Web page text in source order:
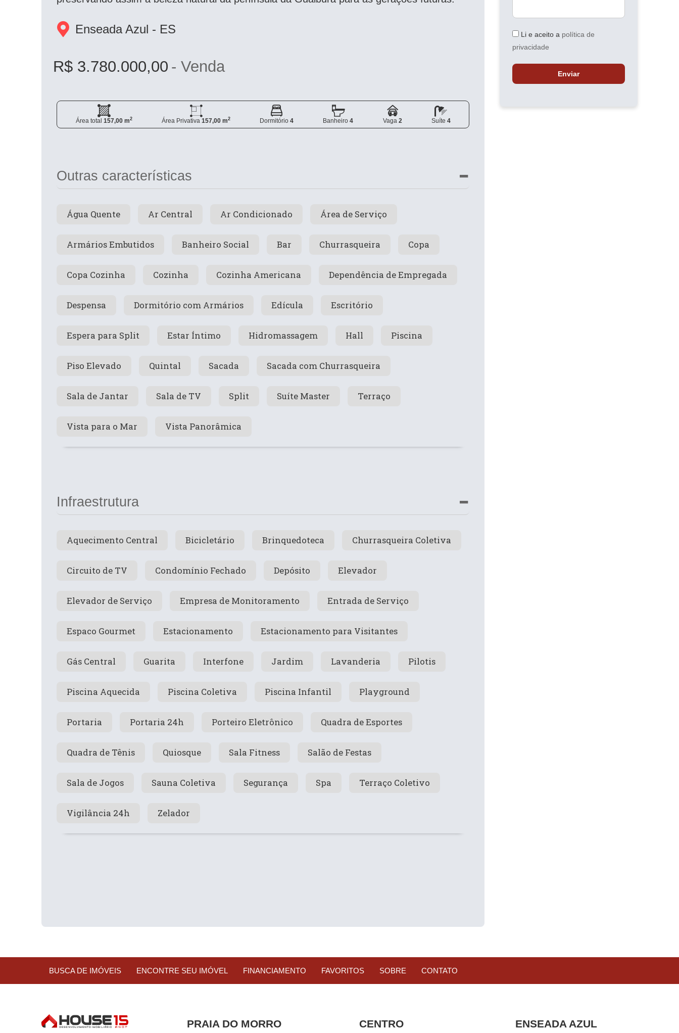
Enseada Azul - ES
R$ 3.780.000,00 - Venda
Área total 157,00 m2 Área Privativa 157,00 m2 Dormitório4 Banheiro4 Vaga 2 Suíte 4
Outras características
Água Quente Ar Central Ar Condicionado Área de Serviço
Armários Embutidos Banheiro Social Bar Churrasqueira Copa
Copa Cozinha Cozinha Cozinha Americana Dependência de Empregada
Despensa Dormitório com Armários Edícula Escritório
Espera para Split Estar Íntimo Hidromassagem Hall Piscina
Piso Elevado Quintal Sacada Sacada com Churrasqueira
Sala de Jantar Sala de TV Split Suíte Master Terraço
Vista para o Mar Vista Panorâmica
Infraestrutura
Aquecimento Central Bicicletário Brinquedoteca Churrasqueira Coletiva
Circuito de TV Condomínio Fechado Depósito Elevador
Elevador de Serviço Empresa de Monitoramento Entrada de Serviço
Espaco Gourmet Estacionamento Estacionamento para Visitantes
Gás Central Guarita Interfone Jardim Lavanderia Pilotis
Piscina Aquecida Piscina Coletiva Piscina Infantil Playground
Portaria Portaria 24h Porteiro Eletrônico Quadra de Esportes
Quadra de Tênis Quiosque Sala Fitness Salão de Festas
Sala de Jogos Sauna Coletiva Segurança Spa Terraço Coletivo
Vigilância 24h Zelador
Li e aceito a política de
privacidade
Enviar
BUSCA DE IMÓVEIS ENCONTRE SEU IMÓVEL FINANCIAMENTO FAVORITOS SOBRE CONTATO
PRAIA DO MORRO CENTRO ENSEADA AZUL